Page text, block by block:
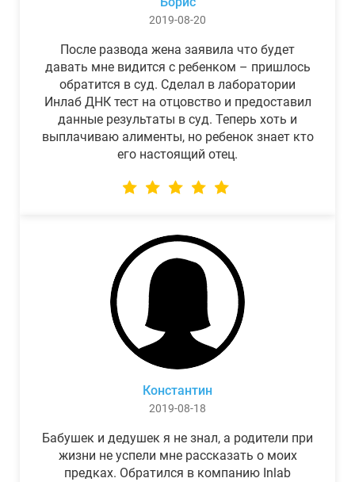
2019-08-20
После развода жена заявила что будет
давать мне видится с ребенком – пришлось
обратится в суд. Сделал в лаборатории
Инлаб ДНК тест на отцовство и предоставил
данные результаты в суд. Теперь хоть и
выплачиваю алименты, но ребенок знает кто
его настоящий отец.
Константин
2019-08-18
Бабушек и дедушек я не знал, а родители при
жизни не успели мне рассказать о моих
предках. Обратился в компанию Inlab